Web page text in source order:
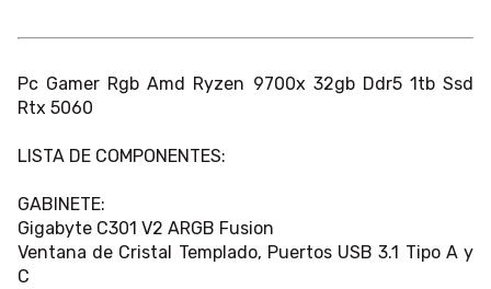
Pc Gamer Rgb Amd Ryzen 9700x 32gb Ddr5 1tb Ssd
Rtx 5060
LISTA DE COMPONENTES:
GABINETE:
Gigabyte C301 V2 ARGB Fusion
Ventana de Cristal Templado, Puertos USB 3.1 Tipo A y
C